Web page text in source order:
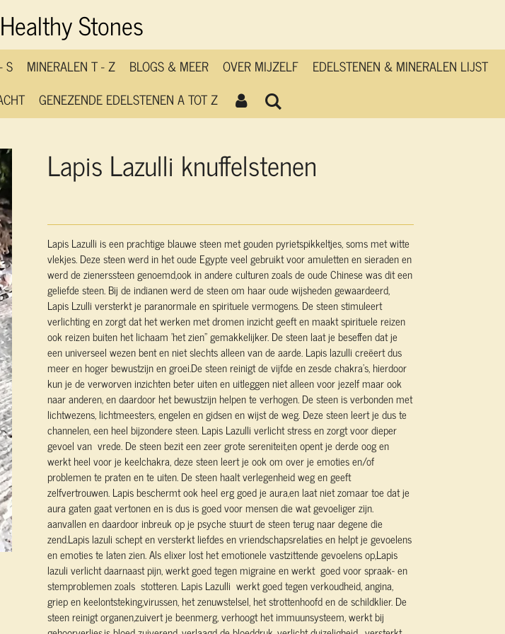
Stones
S MINERALEN T - Z BLOGS & MEER OVER MIJZELF
EDELSTENEN & MINERALEN LIJST
GENEZENDE EDELSTENEN A TOT Z
Lapis Lazulli knuffelstenen
Lapis Lazulli is een prachtige blauwe steen met gouden pyrietspikkeltjes, soms met witte
vlekjes. Deze steen werd in het oude Egypte veel gebruikt voor amuletten en sieraden en
werd de zienerssteen genoemd,ook in andere culturen zoals de oude Chinese was dit een
geliefde steen. Bij de indianen werd de steen om haar oude wijsheden gewaardeerd,
Lapis Lzulli versterkt je paranormale en spirituele vermogens. De steen stimuleert
verlichting en zorgt dat het werken met dromen inzicht geeft en maakt spirituele reizen
ook reizen buiten het lichaam 'het zien'' gemakkelijker. De steen laat je beseffen dat je
een universeel wezen bent en niet slechts alleen van de aarde. Lapis lazulli creëert dus
meer en hoger bewustzijn en groei.De steen reinigt de vijfde en zesde chakra’s, hierdoor
kun je de verworven inzichten beter uiten en uitleggen niet alleen voor jezelf maar ook
naar anderen, en daardoor het bewustzijn helpen te verhogen. De steen is verbonden met
lichtwezens, lichtmeesters, engelen en gidsen en wijst de weg. Deze steen leert je dus te
channelen, een heel bijzondere steen. Lapis Lazulli verlicht stress en zorgt voor dieper
gevoel van vrede. De steen bezit een zeer grote sereniteit,en opent je derde oog en
werkt heel voor je keelchakra, deze steen leert je ook om over je emoties en/of
problemen te praten en te uiten. De steen haalt verlegenheid weg en geeft
zelfvertrouwen. Lapis beschermt ook heel erg goed je aura,en laat niet zomaar toe dat je
aura gaten gaat vertonen en is dus is goed voor mensen die wat gevoeliger zijn.
aanvallen en daardoor inbreuk op je psyche stuurt de steen terug naar degene die
zend.Lapis lazuli schept en versterkt liefdes en vriendschapsrelaties en helpt je gevoelens
en emoties te laten zien. Als elixer lost het emotionele vastzittende gevoelens op,Lapis
lazuli verlicht daarnaast pijn, werkt goed tegen migraine en werkt goed voor spraak- en
stemproblemen zoals stotteren. Lapis Lazulli werkt goed tegen verkoudheid, angina,
griep en keelontsteking,virussen, het zenuwstelsel, het strottenhoofd en de schildklier. De
steen reinigt organen,zuivert je beenmerg, verhoogt het immuunsysteem, werkt bij